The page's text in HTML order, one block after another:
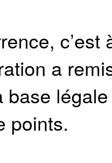
a
base
points.